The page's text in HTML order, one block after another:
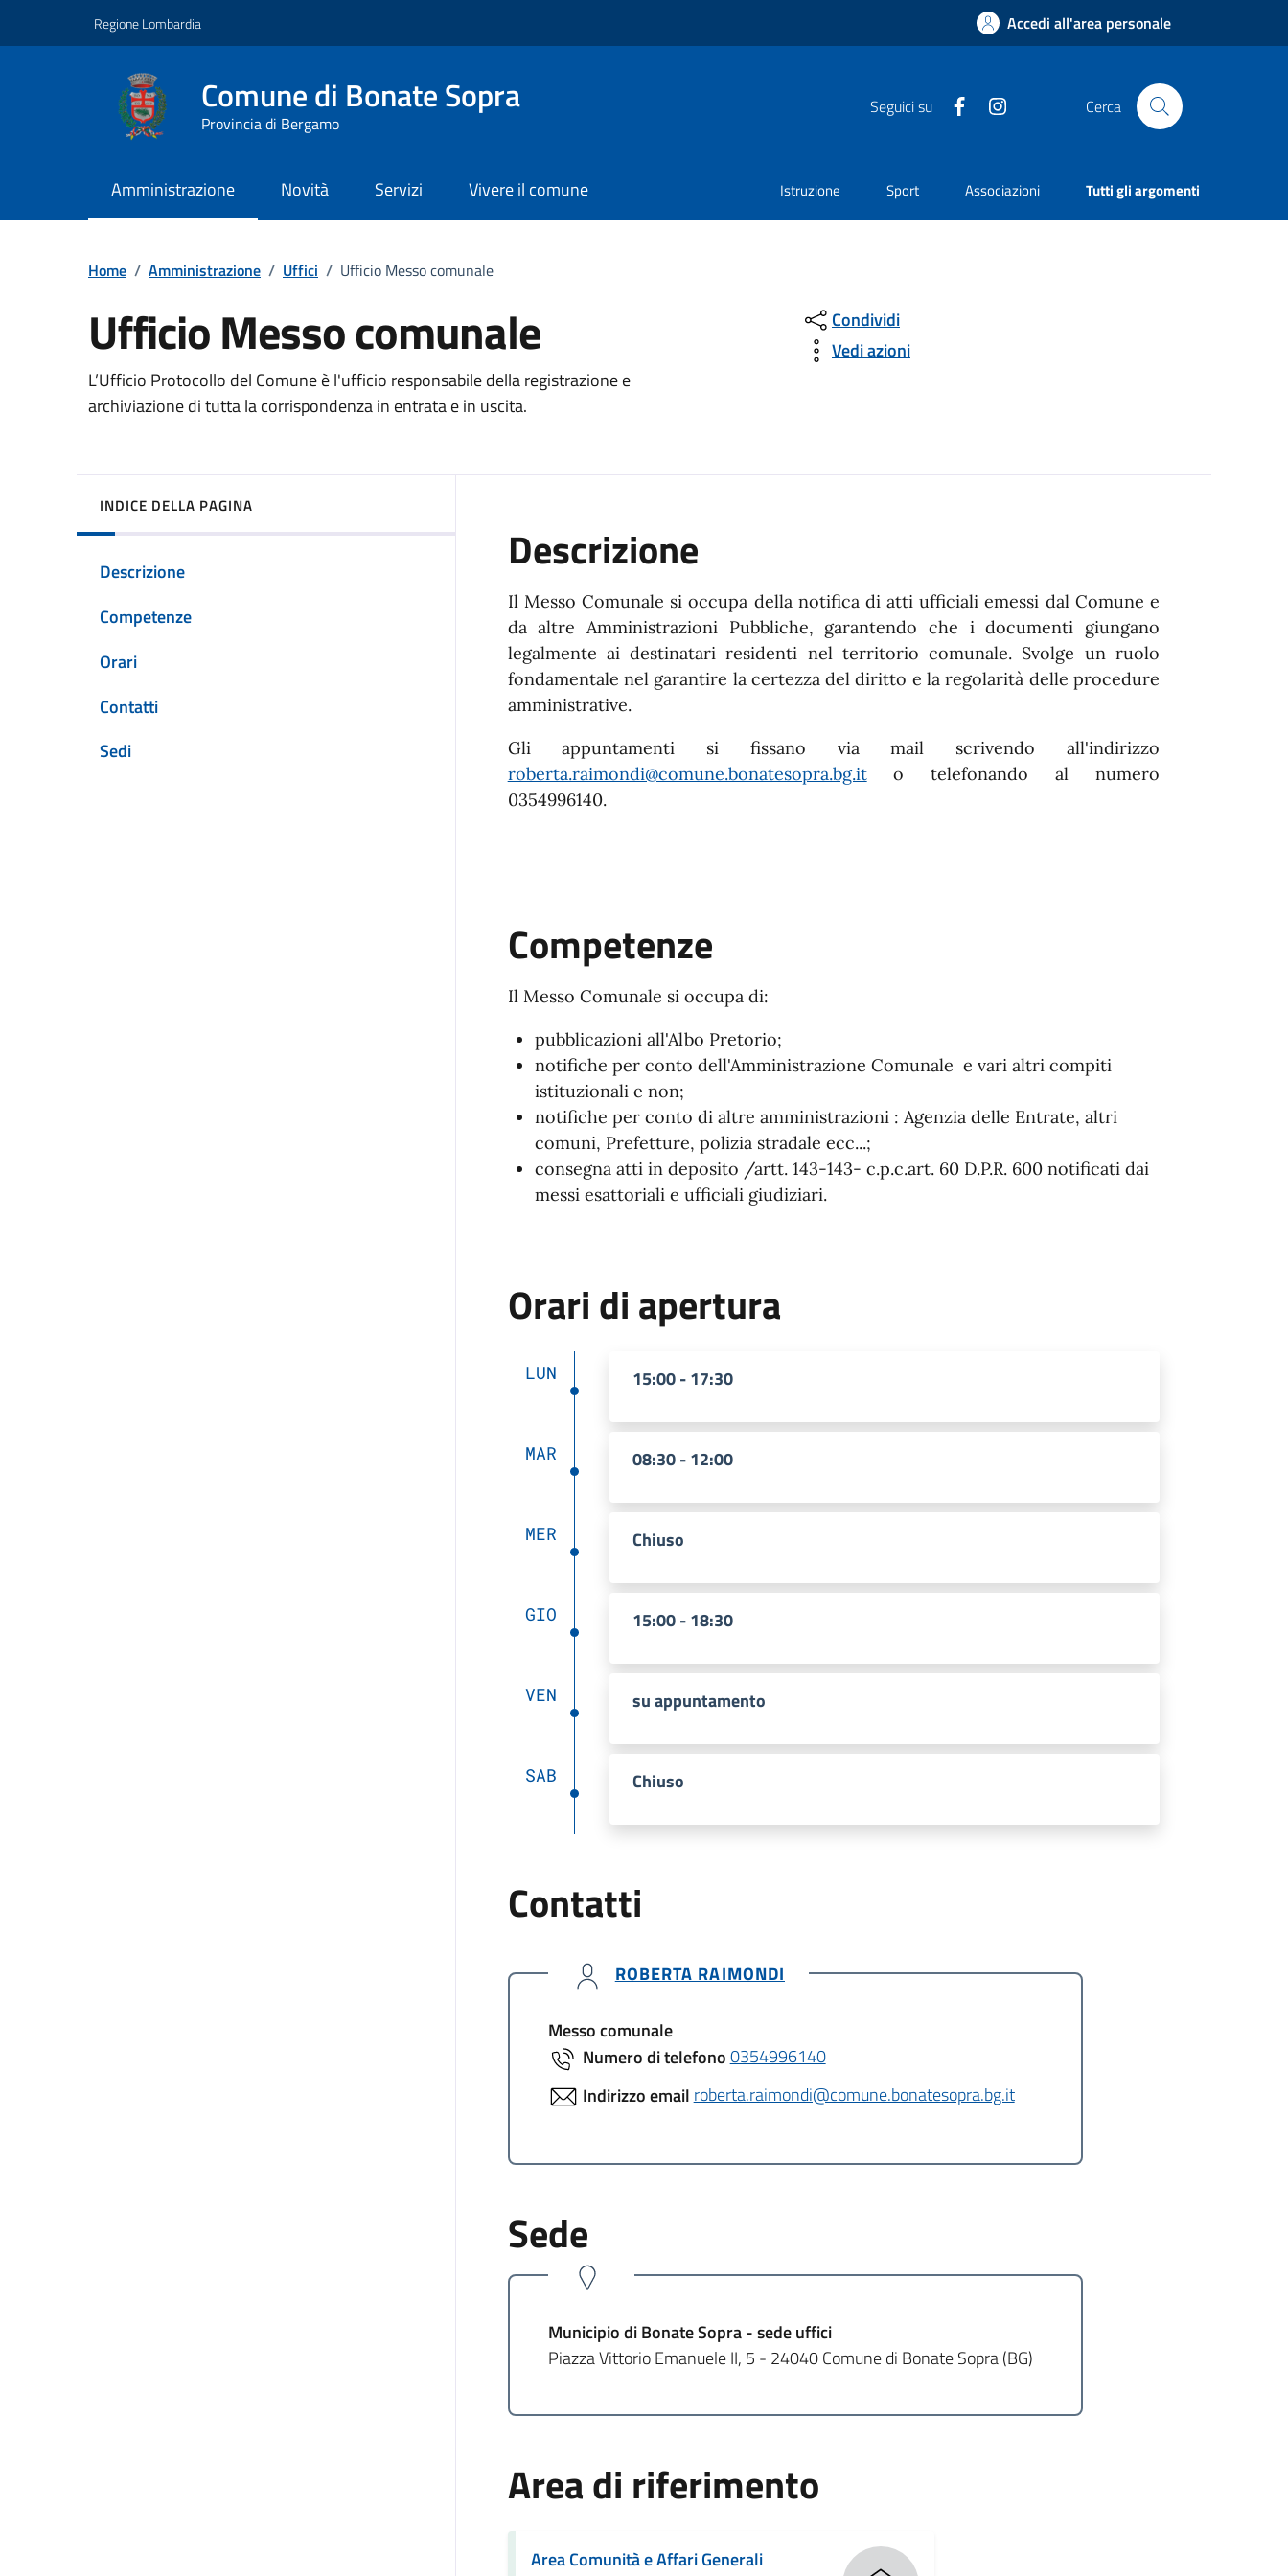
Regione Lombardia Accedi all'area personale
Comune di Bonate Sopra
Provincia di Bergamo
Seguici su Facebook Cerca
Amministrazione Novità Servizi Vivere il comune Istruzione Sport Associazioni Tutti gli argomenti
Dettagli dell'ufficio
Home / Amministrazione / Uffici / Ufficio Messo comunale
Ufficio Messo comunale
L’Ufficio Protocollo del Comune è l'ufficio responsabile della registrazione e
archiviazione di tutta la corrispondenza in entrata e in uscita.
Condividi
Vedi azioni
INDICE DELLA PAGINA
Descrizione
Competenze
Orari
Contatti
Sedi
Descrizione
Il Messo Comunale si occupa della notifica di atti ufficiali emessi dal Comune e
da altre Amministrazioni Pubbliche, garantendo che i documenti giungano
legalmente ai destinatari residenti nel territorio comunale. Svolge un ruolo
fondamentale nel garantire la certezza del diritto e la regolarità delle procedure
amministrative.
Gli appuntamenti si fissano via mail scrivendo all'indirizzo
roberta.raimondi@comune.bonatesopra.bg.ito telefonando al numero
0354996140.
Competenze
Il Messo Comunale si occupa di:
pubblicazioni all'Albo Pretorio;
notifiche per conto dell'Amministrazione Comunale e vari altri compiti
istituzionali e non;
notifiche per conto di altre amministrazioni : Agenzia delle Entrate, altri
comuni, Prefetture, polizia stradale ecc...;
consegna atti in deposito /artt. 143-143- c.p.c.art. 60 D.P.R. 600 notificati dai
messi esattoriali e ufficiali giudiziari.
Orari di apertura
LUN 15:00 - 17:30
MAR 08:30 - 12:00
MER Chiuso
GIO 15:00 - 18:30
VEN su appuntamento
SAB Chiuso
Contatti
ROBERTA RAIMONDI
Messo comunale
Numero di telefono0354996140
Indirizzo emailroberta.raimondi@comune.bonatesopra.bg.it
Sede
Municipio di Bonate Sopra - sede uffici
Piazza Vittorio Emanuele II, 5 - 24040 Comune di Bonate Sopra (BG)
Area di riferimento
Area Comunità e Affari Generali